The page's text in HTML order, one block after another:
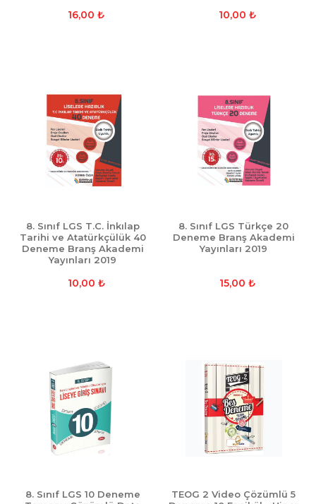
16,00 ₺ 10,00 ₺
8. Sınıf LGS T.C. İnkılap
Tarihi ve Atatürkçülük 40
Deneme Branş Akademi
Yayınları 2019
10,00 ₺
8. Sınıf LGS Türkçe 20
Deneme Branş Akademi
Yayınları 2019
15,00 ₺
8. Sınıf LGS 10 Deneme
TEOG 2 Video Çözümlü 5